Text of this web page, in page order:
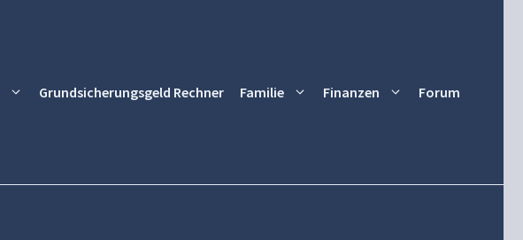
Grundsicherungsgeld Rechner Familie Finanzen Forum